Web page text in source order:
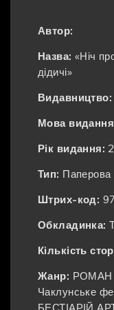
Автор:
Назва: «Ніч
дідичі»
Видавництво:
Мова
Рік видання:
Тип: Паперова
Штрих-код:
Обкладинка:
Кількість
Жанр: РОМАН
Чаклунське